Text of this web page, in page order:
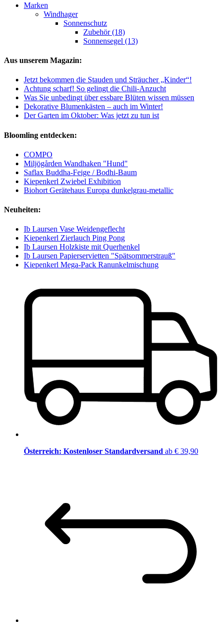
Marken
Windhager
Sonnenschutz
Zubehör (18)
Sonnensegel (13)
Aus unserem Magazin:
Jetzt bekommen die Stauden und Sträucher „Kinder“!
Achtung scharf! So gelingt die Chili-Anzucht
Was Sie unbedingt über essbare Blüten wissen müssen
Dekorative Blumenkästen – auch im Winter!
Der Garten im Oktober: Was jetzt zu tun ist
Bloomling entdecken:
COMPO
Miljögården Wandhaken "Hund"
Saflax Buddha-Feige / Bodhi-Baum
Kiepenkerl Zwiebel Exhibition
Biohort Gerätehaus Europa dunkelgrau-metallic
Neuheiten:
Ib Laursen Vase Weidengeflecht
Kiepenkerl Zierlauch Ping Pong
Ib Laursen Holzkiste mit Querhenkel
Ib Laursen Papierservietten "Spätsommerstrauß"
Kiepenkerl Mega-Pack Ranunkelmischung
Österreich: Kostenloser Standardversand ab € 39,90